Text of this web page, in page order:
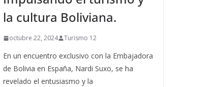
la cultura Boliviana.
octubre 22, 2024 Turismo 12
En un encuentro exclusivo con la Embajadora
de Bolivia en España, Nardi Suxo, se ha
revelado el entusiasmo y la